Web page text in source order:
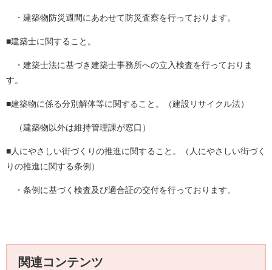
・建築物防災週間にあわせて防災査察を行っております。
■建築士に関すること。
・建築士法に基づき建築士事務所への立入検査を行っておりま
す。
■建築物に係る分別解体等に関すること。（建設リサイクル法）
（建築物以外は維持管理課が窓口）
■人にやさしい街づくりの推進に関すること。（人にやさしい街づく
りの推進に関する条例）
・条例に基づく検査及び適合証の交付を行っております。
関連コンテンツ